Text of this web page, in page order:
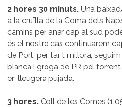
2 hores 30 minuts. Una
a la cruïlla de la Coma dels
camins per anar cap al sud
és el nostre cas continuarem
de Port, per tant millora,
blanca i groga de PR pel
en lleugera pujada.
3 hores. Coll de les Comes